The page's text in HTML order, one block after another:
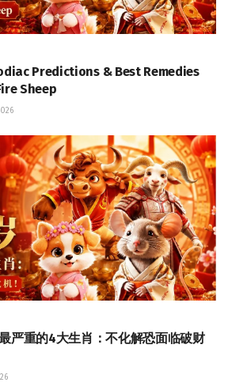
Predictions & Best Remedies
Sheep
严重的4大生肖：不化解恐面临破财